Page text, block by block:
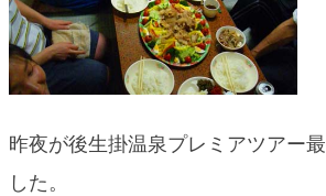
昨夜が後生掛温泉プレミアツアー
した。